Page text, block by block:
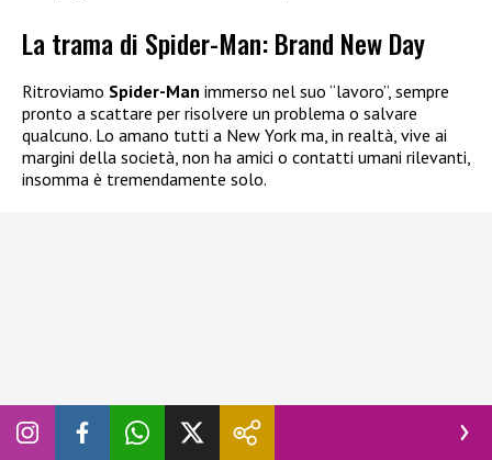
La trama di Spider-Man: Brand New Day
Ritroviamo Spider-Man immerso nel suo “lavoro”, sempre
pronto a scattare per risolvere un problema o salvare
qualcuno. Lo amano tutti a New York ma, in realtà, vive ai
margini della società, non ha amici o contatti umani rilevanti,
insomma è tremendamente solo.